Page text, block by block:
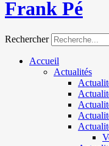
Frank Pé
Rechercher
Accueil
Actualités